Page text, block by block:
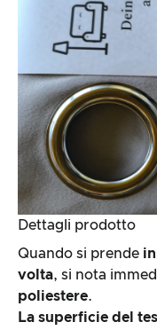
Dettagli prodotto
Quando si prende
volta, si nota
poliestere.
La superficie del